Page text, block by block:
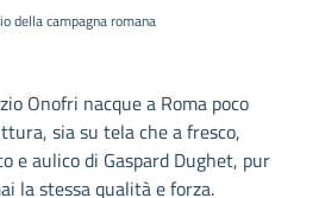
della campagna romana
Onofri nacque a Roma poco
sia su tela che a fresco,
e aulico di Gaspard Dughet, pur
la stessa qualità e forza.